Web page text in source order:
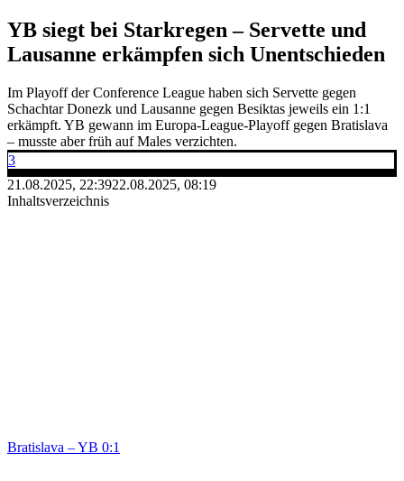
YB siegt bei Starkregen – Servette und
Lausanne erkämpfen sich Unentschieden
Im Playoff der Conference League haben sich Servette gegen
Schachtar Donezk und Lausanne gegen Besiktas jeweils ein 1:1
erkämpft. YB gewann im Europa-League-Playoff gegen Bratislava
– musste aber früh auf Males verzichten.
3
21.08.2025, 22:3922.08.2025, 08:19
Inhaltsverzeichnis
Bratislava – YB 0:1